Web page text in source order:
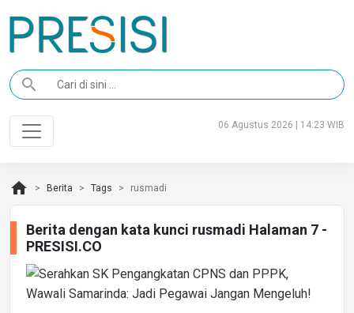
search
06 Agustus 2026 | 14:23 WIB
home Berita Tags rusmadi
Berita dengan kata kunci rusmadi Halaman 7 -
PRESISI.CO